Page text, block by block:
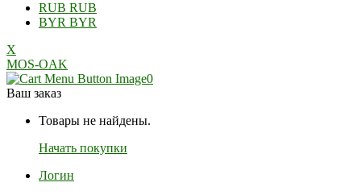
RUB RUB
BYR BYR
X
MOS-OAK
0
Ваш заказ
Товары не найдены.
Начать покупки
Логин